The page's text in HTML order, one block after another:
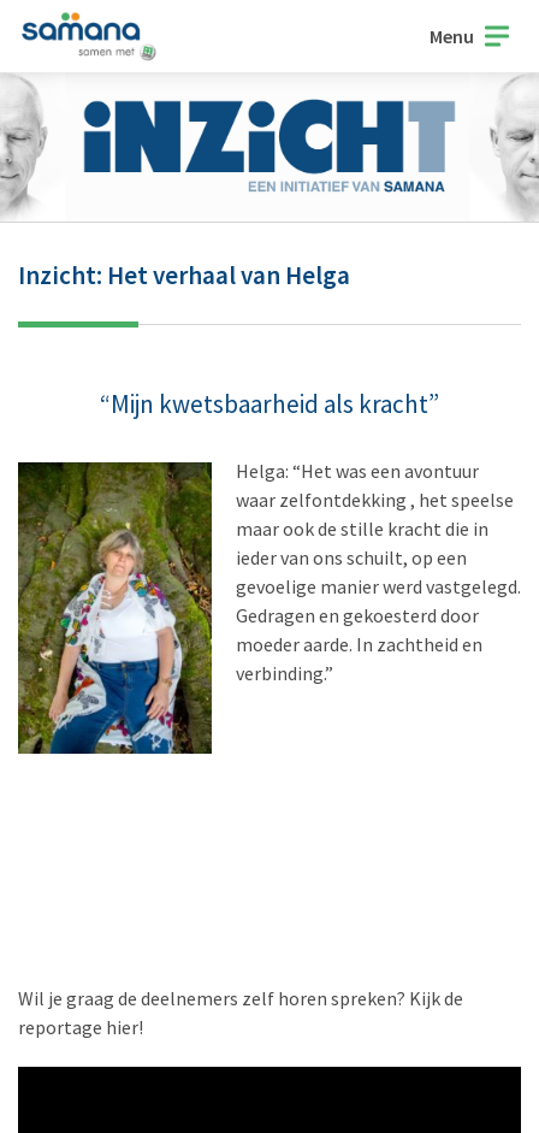
Menu
Inzicht: Het verhaal van Helga
“Mijn kwetsbaarheid als kracht”
Helga: “Het was een avontuur
waar zelfontdekking , het speelse
maar ook de stille kracht die in
ieder van ons schuilt, op een
gevoelige manier werd vastgelegd.
Gedragen en gekoesterd door
moeder aarde. In zachtheid en
verbinding.”
Wil je graag de deelnemers zelf horen spreken? Kijk de
reportage hier!